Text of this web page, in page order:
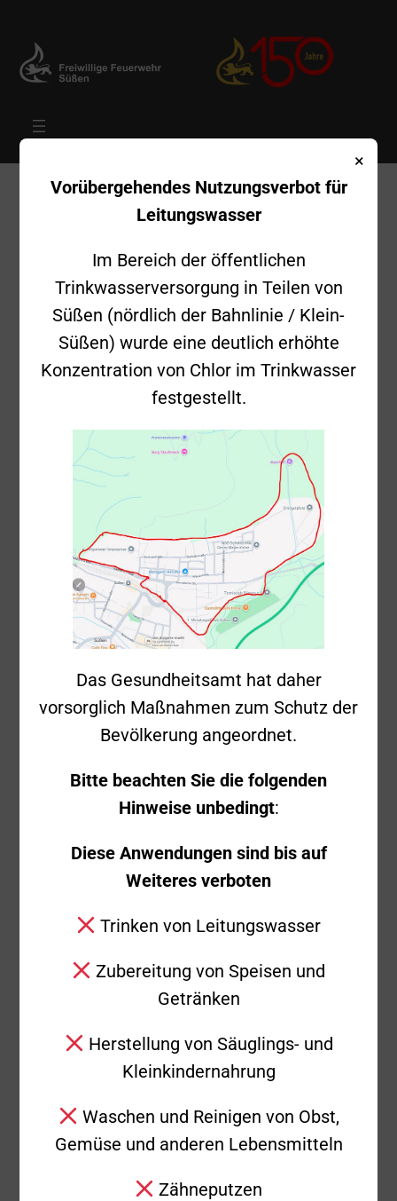
02.02.2024 –
Hilfeleistung –
Hornwiesenstraße
Einsatznummer 2024-10
Datum
Freitag, 2.
Februar 2024
Uhrzeit
20:37 Uhr
Einsatzstichwort
Hilfeleistung 1
Einsatzort
Hornwiesenstraße
Ausgerückte Fahrzeuge
KdoW, LF 16/20
Einsatzkräfte
9
Kräfte in Bereitschaft 3
Einsatzkräfte
Rettungswagen
Polizei
Einsatzende 21:06 Uhr
Einsatzbericht
Am Freitagabend wurde die Freiwillige
Feuerwehr Süßen 20:37 Uhr zu einer
×
Vorübergehendes Nutzungsverbot für
Leitungswasser
Im Bereich der öffentlichen
Trinkwasserversorgung in Teilen von
Süßen (nördlich der Bahnlinie / Klein-
Süßen) wurde eine deutlich erhöhte
Konzentration von Chlor im Trinkwasser
festgestellt.
Das Gesundheitsamt hat daher
vorsorglich Maßnahmen zum Schutz der
Bevölkerung angeordnet.
Bitte beachten Sie die folgenden
Hinweise unbedingt:
Diese Anwendungen sind bis auf
Weiteres verboten
Trinken von Leitungswasser
Zubereitung von Speisen und
Getränken
Herstellung von Säuglings- und
Kleinkindernahrung
Waschen und Reinigen von Obst,
Gemüse und anderen Lebensmitteln
Zähneputzen